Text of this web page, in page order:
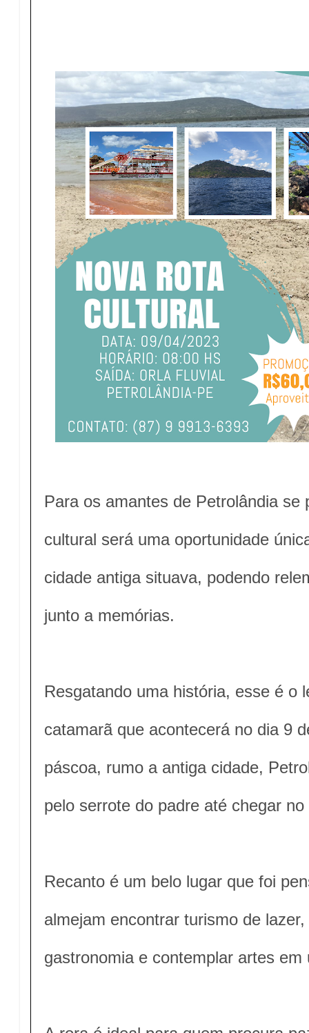
Para os amantes de Petrolândia se
cultural será uma oportunidade
cidade antiga situava, podendo
junto a memórias.
Resgatando uma história, esse é o
catamarã que acontecerá no dia 9
páscoa, rumo a antiga cidade,
pelo serrote do padre até chegar
Recanto é um belo lugar que foi
almejam encontrar turismo de
gastronomia e contemplar artes em